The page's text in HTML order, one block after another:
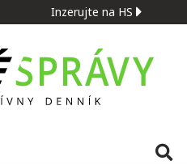
Inzerujte na HS